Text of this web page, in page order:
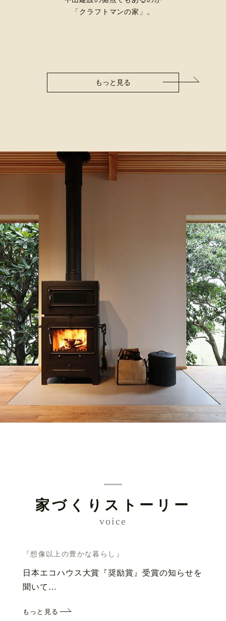
「クラフトマンの家」。
もっと見る
家づくりストーリー
voice
『想像以上の豊かな暮らし』
日本エコハウス大賞『奨励賞』受賞の知らせを
聞いて…
もっと見る